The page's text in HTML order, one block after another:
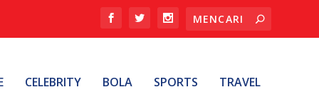
CELEBRITY BOLA SPORTS TRAVEL